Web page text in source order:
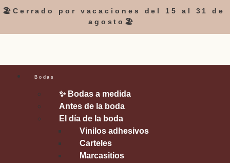
🏖️Cerrado por vacaciones del 15 al 31 de
agosto🏖️
Bodas
✨ Bodas a medida
Antes de la boda
El día de la boda
Vinilos adhesivos
Carteles
Marcasitios